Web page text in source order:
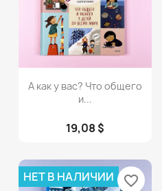
Просмотр
А как у вас? Что общего
и...
19,08 $
НЕТ В НАЛИЧИИ favorite_border